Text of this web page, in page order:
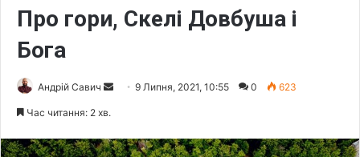
Про гори, Скелі Довбуша і
Бога
Андрій Савич
d
9 Липня, 2021, 10:55 0 623
Час читання: 2 хв.